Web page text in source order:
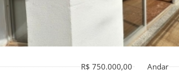
R$ 750.000,00 Andar